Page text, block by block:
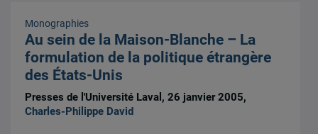
Monographies
Au sein de la Maison-Blanche – La
formulation de la politique étrangère
des États-Unis
Presses de l'Université Laval, 26 janvier 2005,
Charles-Philippe David